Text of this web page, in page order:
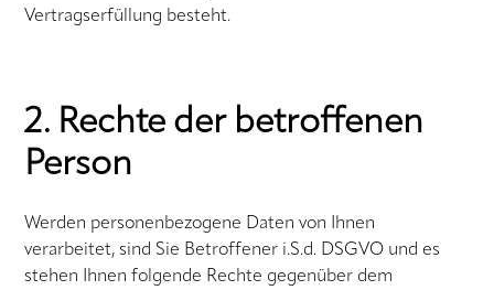
Vertragserfüllung besteht.
2. Rechte der betroffenen
Person
Werden personenbezogene Daten von Ihnen
verarbeitet, sind Sie Betroffener i.S.d. DSGVO und es
stehen Ihnen folgende Rechte gegenüber dem